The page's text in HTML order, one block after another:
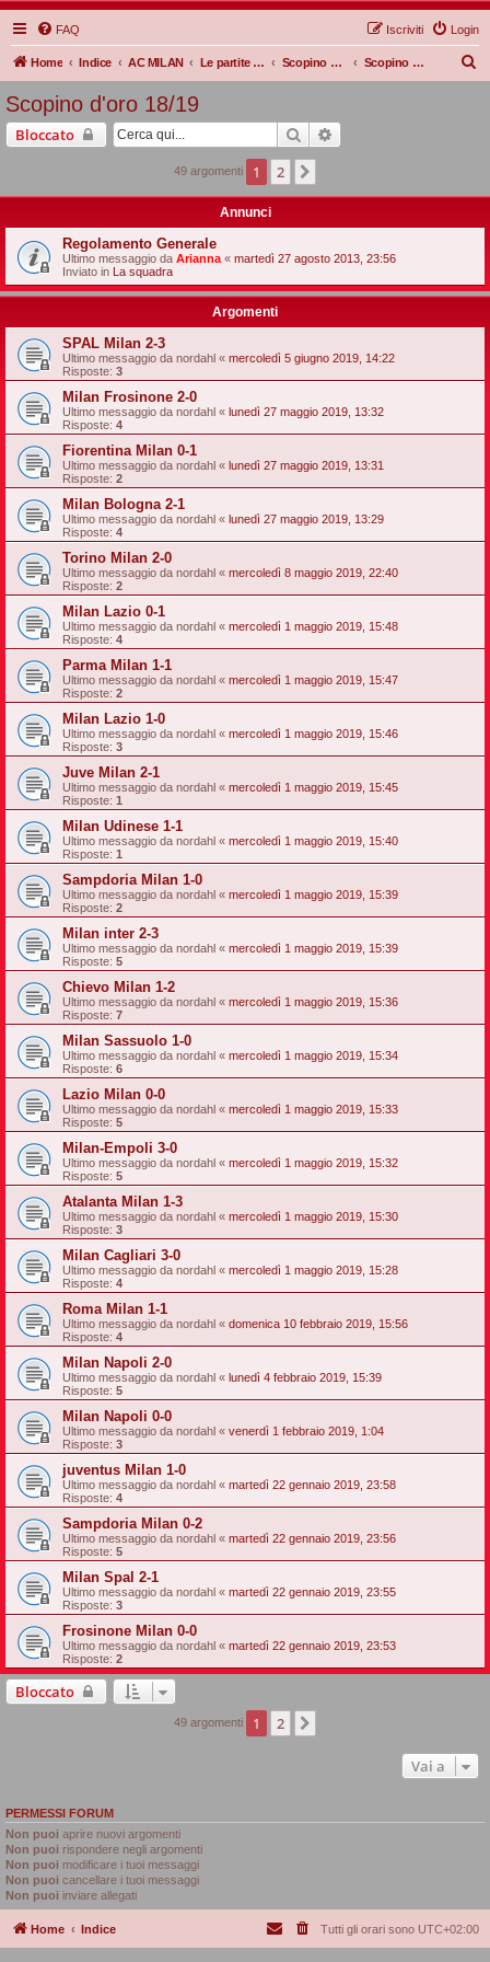
FAQ Login
Iscriviti
Home Indice AC MILAN Le partite Rossonere Scopino d'oro Scopino d'oro 18/19
Scopino d'oro 18/19
Bloccato Cerca
49 argomenti 1 2
Annunci
Regolamento Generale
Ultimo messaggio da Arianna « martedì 27 agosto 2013, 23:56
Inviato in La squadra
Argomenti
SPAL Milan 2-3
Ultimo messaggio da nordahl « mercoledì 5 giugno 2019, 14:22
Risposte: 3
Milan Frosinone 2-0
Ultimo messaggio da nordahl « lunedì 27 maggio 2019, 13:32
Risposte: 4
Fiorentina Milan 0-1
Ultimo messaggio da nordahl « lunedì 27 maggio 2019, 13:31
Risposte: 2
Milan Bologna 2-1
Ultimo messaggio da nordahl « lunedì 27 maggio 2019, 13:29
Risposte: 4
Torino Milan 2-0
Ultimo messaggio da nordahl « mercoledì 8 maggio 2019, 22:40
Risposte: 2
Milan Lazio 0-1
Ultimo messaggio da nordahl « mercoledì 1 maggio 2019, 15:48
Risposte: 4
Parma Milan 1-1
Ultimo messaggio da nordahl « mercoledì 1 maggio 2019, 15:47
Risposte: 2
Milan Lazio 1-0
Ultimo messaggio da nordahl « mercoledì 1 maggio 2019, 15:46
Risposte: 3
Juve Milan 2-1
Ultimo messaggio da nordahl « mercoledì 1 maggio 2019, 15:45
Risposte: 1
Milan Udinese 1-1
Ultimo messaggio da nordahl « mercoledì 1 maggio 2019, 15:40
Risposte: 1
Sampdoria Milan 1-0
Ultimo messaggio da nordahl « mercoledì 1 maggio 2019, 15:39
Risposte: 2
Milan inter 2-3
Ultimo messaggio da nordahl « mercoledì 1 maggio 2019, 15:39
Risposte: 5
Chievo Milan 1-2
Ultimo messaggio da nordahl « mercoledì 1 maggio 2019, 15:36
Risposte: 7
Milan Sassuolo 1-0
Ultimo messaggio da nordahl « mercoledì 1 maggio 2019, 15:34
Risposte: 6
Lazio Milan 0-0
Ultimo messaggio da nordahl « mercoledì 1 maggio 2019, 15:33
Risposte: 5
Milan-Empoli 3-0
Ultimo messaggio da nordahl « mercoledì 1 maggio 2019, 15:32
Risposte: 5
Atalanta Milan 1-3
Ultimo messaggio da nordahl « mercoledì 1 maggio 2019, 15:30
Risposte: 3
Milan Cagliari 3-0
Ultimo messaggio da nordahl « mercoledì 1 maggio 2019, 15:28
Risposte: 4
Roma Milan 1-1
Ultimo messaggio da nordahl « domenica 10 febbraio 2019, 15:56
Risposte: 4
Milan Napoli 2-0
Ultimo messaggio da nordahl « lunedì 4 febbraio 2019, 15:39
Risposte: 5
Milan Napoli 0-0
Ultimo messaggio da nordahl « venerdì 1 febbraio 2019, 1:04
Risposte: 3
juventus Milan 1-0
Ultimo messaggio da nordahl « martedì 22 gennaio 2019, 23:58
Risposte: 4
Sampdoria Milan 0-2
Ultimo messaggio da nordahl « martedì 22 gennaio 2019, 23:56
Risposte: 5
Milan Spal 2-1
Ultimo messaggio da nordahl « martedì 22 gennaio 2019, 23:55
Risposte: 3
Frosinone Milan 0-0
Ultimo messaggio da nordahl « martedì 22 gennaio 2019, 23:53
Risposte: 2
Bloccato
49 argomenti 1 2
Vai a
PERMESSI FORUM
Non puoi aprire nuovi argomenti
Non puoi rispondere negli argomenti
Non puoi modificare i tuoi messaggi
Non puoi cancellare i tuoi messaggi
Non puoi inviare allegati
Home Indice Tutti gli orari sono UTC+02:00